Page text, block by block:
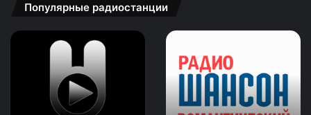
Популярные радиостанции
Зайцев
Радио
Романтический